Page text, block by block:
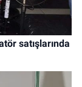
satışlarında